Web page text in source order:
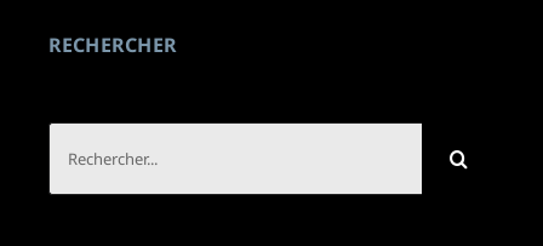
RECHERCHER